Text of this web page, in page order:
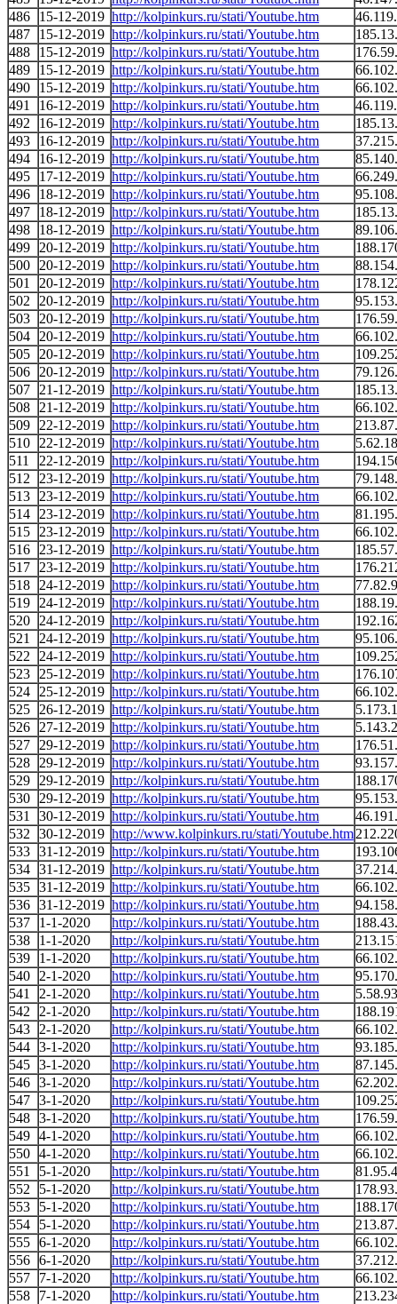
486
15-12-2019 http://kolpinkurs.ru/stati/Youtube.htm
487
15-12-2019 http://kolpinkurs.ru/stati/Youtube.htm
488
15-12-2019 http://kolpinkurs.ru/stati/Youtube.htm
489
15-12-2019 http://kolpinkurs.ru/stati/Youtube.htm
490
15-12-2019 http://kolpinkurs.ru/stati/Youtube.htm
491
16-12-2019 http://kolpinkurs.ru/stati/Youtube.htm
492
16-12-2019 http://kolpinkurs.ru/stati/Youtube.htm
493
16-12-2019 http://kolpinkurs.ru/stati/Youtube.htm
494
16-12-2019 http://kolpinkurs.ru/stati/Youtube.htm
495
17-12-2019 http://kolpinkurs.ru/stati/Youtube.htm
496
18-12-2019 http://kolpinkurs.ru/stati/Youtube.htm
497
18-12-2019 http://kolpinkurs.ru/stati/Youtube.htm
498
18-12-2019 http://kolpinkurs.ru/stati/Youtube.htm
499
20-12-2019 http://kolpinkurs.ru/stati/Youtube.htm
500
20-12-2019 http://kolpinkurs.ru/stati/Youtube.htm
501
20-12-2019 http://kolpinkurs.ru/stati/Youtube.htm
502
20-12-2019 http://kolpinkurs.ru/stati/Youtube.htm
503
20-12-2019 http://kolpinkurs.ru/stati/Youtube.htm
504
20-12-2019 http://kolpinkurs.ru/stati/Youtube.htm
505
20-12-2019 http://kolpinkurs.ru/stati/Youtube.htm
506
20-12-2019 http://kolpinkurs.ru/stati/Youtube.htm
507
21-12-2019 http://kolpinkurs.ru/stati/Youtube.htm
508
21-12-2019 http://kolpinkurs.ru/stati/Youtube.htm
509
22-12-2019 http://kolpinkurs.ru/stati/Youtube.htm
510
22-12-2019 http://kolpinkurs.ru/stati/Youtube.htm
511
22-12-2019 http://kolpinkurs.ru/stati/Youtube.htm
512
23-12-2019 http://kolpinkurs.ru/stati/Youtube.htm
513
23-12-2019 http://kolpinkurs.ru/stati/Youtube.htm
514
23-12-2019 http://kolpinkurs.ru/stati/Youtube.htm
515
23-12-2019 http://kolpinkurs.ru/stati/Youtube.htm
516
23-12-2019 http://kolpinkurs.ru/stati/Youtube.htm
517
23-12-2019 http://kolpinkurs.ru/stati/Youtube.htm
518
24-12-2019 http://kolpinkurs.ru/stati/Youtube.htm
519
24-12-2019 http://kolpinkurs.ru/stati/Youtube.htm
520
24-12-2019 http://kolpinkurs.ru/stati/Youtube.htm
521
24-12-2019 http://kolpinkurs.ru/stati/Youtube.htm
522
24-12-2019 http://kolpinkurs.ru/stati/Youtube.htm
523
25-12-2019 http://kolpinkurs.ru/stati/Youtube.htm
524
25-12-2019 http://kolpinkurs.ru/stati/Youtube.htm
525
26-12-2019 http://kolpinkurs.ru/stati/Youtube.htm
526
27-12-2019 http://kolpinkurs.ru/stati/Youtube.htm
527
29-12-2019 http://kolpinkurs.ru/stati/Youtube.htm
528
29-12-2019 http://kolpinkurs.ru/stati/Youtube.htm
529
29-12-2019 http://kolpinkurs.ru/stati/Youtube.htm
530
29-12-2019 http://kolpinkurs.ru/stati/Youtube.htm
531
30-12-2019 http://kolpinkurs.ru/stati/Youtube.htm
532
30-12-2019 http://www.kolpinkurs.ru/stati/Youtube.htm
533 31-12-2019 http://kolpinkurs.ru/stati/Youtube.htm
534 31-12-2019 http://kolpinkurs.ru/stati/Youtube.htm
535 31-12-2019 http://kolpinkurs.ru/stati/Youtube.htm
536 31-12-2019 http://kolpinkurs.ru/stati/Youtube.htm
537
1-1-2020 http://kolpinkurs.ru/stati/Youtube.htm
538
1-1-2020 http://kolpinkurs.ru/stati/Youtube.htm
539
1-1-2020 http://kolpinkurs.ru/stati/Youtube.htm
540
2-1-2020 http://kolpinkurs.ru/stati/Youtube.htm
541
2-1-2020 http://kolpinkurs.ru/stati/Youtube.htm
542
2-1-2020 http://kolpinkurs.ru/stati/Youtube.htm
543
2-1-2020 http://kolpinkurs.ru/stati/Youtube.htm
544 3-1-2020 http://kolpinkurs.ru/stati/Youtube.htm
545 3-1-2020 http://kolpinkurs.ru/stati/Youtube.htm
546 3-1-2020 http://kolpinkurs.ru/stati/Youtube.htm
547 3-1-2020 http://kolpinkurs.ru/stati/Youtube.htm
548 3-1-2020 http://kolpinkurs.ru/stati/Youtube.htm
549 4-1-2020 http://kolpinkurs.ru/stati/Youtube.htm
550 4-1-2020 http://kolpinkurs.ru/stati/Youtube.htm
551
5-1-2020 http://kolpinkurs.ru/stati/Youtube.htm
552
5-1-2020 http://kolpinkurs.ru/stati/Youtube.htm
553
5-1-2020 http://kolpinkurs.ru/stati/Youtube.htm
554
5-1-2020 http://kolpinkurs.ru/stati/Youtube.htm
555 6-1-2020 http://kolpinkurs.ru/stati/Youtube.htm
556 6-1-2020 http://kolpinkurs.ru/stati/Youtube.htm
557
7-1-2020 http://kolpinkurs.ru/stati/Youtube.htm
558
7-1-2020 http://kolpinkurs.ru/stati/Youtube.htm